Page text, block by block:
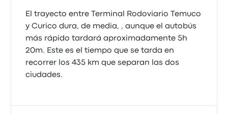
El trayecto entre Terminal Rodoviario Temuco
y Curico dura, de media, , aunque el autobús
más rápido tardará aproximadamente 5h
20m. Este es el tiempo que se tarda en
recorrer los 435 km que separan las dos
ciudades.